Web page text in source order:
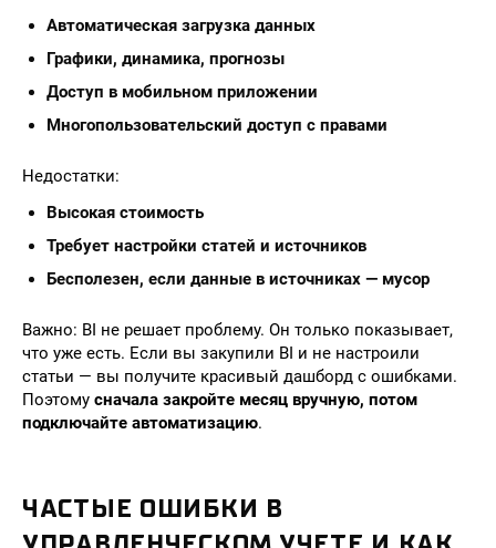
Автоматическая загрузка данных
Графики, динамика, прогнозы
Доступ в мобильном приложении
Многопользовательский доступ с правами
Недостатки:
Высокая стоимость
Требует настройки статей и источников
Бесполезен, если данные в источниках — мусор
Важно: BI не решает проблему. Он только показывает,
что уже есть. Если вы закупили BI и не настроили
статьи — вы получите красивый дашборд с ошибками.
Поэтому сначала закройте месяц вручную, потом
подключайте автоматизацию.
ЧАСТЫЕ ОШИБКИ В